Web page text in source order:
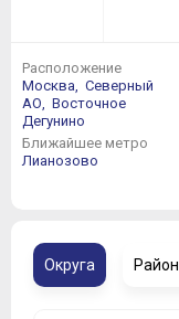
Расположение
Москва, Северный
АО, Восточное
Дегунино
Ближайшее метро
Лианозово
Округа